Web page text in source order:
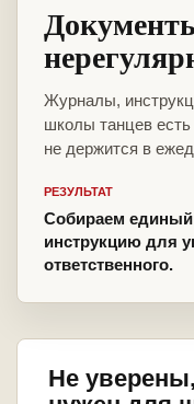
Журналы,
школы танцев есть
не держится в
РЕЗУЛЬТАТ
Собираем единый
инструкцию для
ответственного.
Не